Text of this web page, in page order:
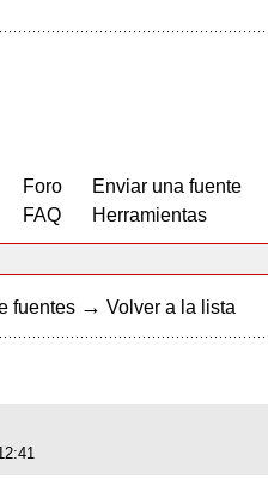
Foro
FAQ
Enviar una fuente
Herramientas
fuentes → Volver a la lista